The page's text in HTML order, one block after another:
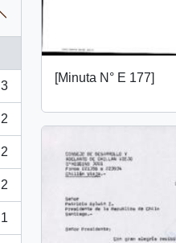
3
2
2
2
1
[Minuta N° E 177]